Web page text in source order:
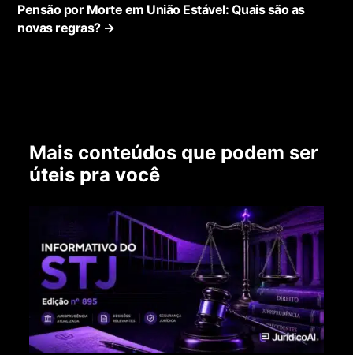
Pensão por Morte em União Estável: Quais são as
novas regras?→
Mais conteúdos que podem ser
úteis pra você